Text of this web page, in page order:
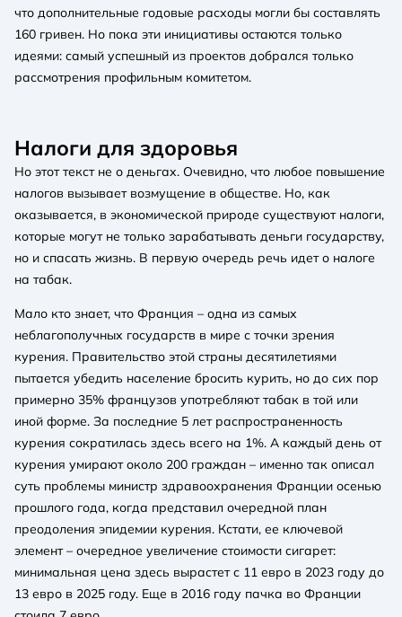
что дополнительные годовые расходы могли бы составлять
160 гривен. Но пока эти инициативы остаются только
идеями: самый успешный из проектов добрался только
рассмотрения профильным комитетом.
Налоги для здоровья
Но этот текст не о деньгах. Очевидно, что любое повышение
налогов вызывает возмущение в обществе. Но, как
оказывается, в экономической природе существуют налоги,
которые могут не только зарабатывать деньги государству,
но и спасать жизнь. В первую очередь речь идет о налоге
на табак.
Мало кто знает, что Франция – одна из самых
неблагополучных государств в мире с точки зрения
курения. Правительство этой страны десятилетиями
пытается убедить население бросить курить, но до сих пор
примерно 35% французов употребляют табак в той или
иной форме. За последние 5 лет распространенность
курения сократилась здесь всего на 1%. А каждый день от
курения умирают около 200 граждан – именно так описал
суть проблемы министр здравоохранения Франции осенью
прошлого года, когда представил очередной план
преодоления эпидемии курения. Кстати, ее ключевой
элемент – очередное увеличение стоимости сигарет:
минимальная цена здесь вырастет с 11 евро в 2023 году до
13 евро в 2025 году. Еще в 2016 году пачка во Франции